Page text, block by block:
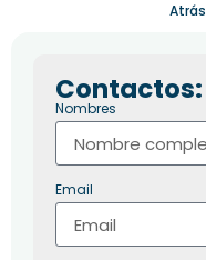
Atrás
Contactos:
Nombres
Email